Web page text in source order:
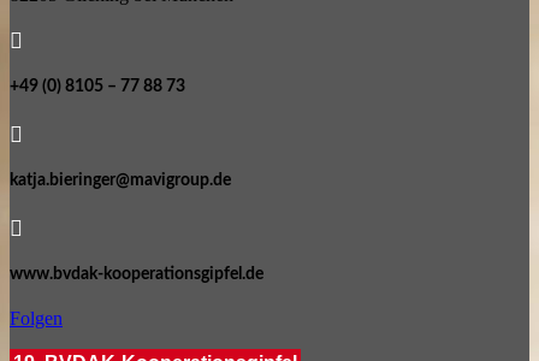

+49 (0) 8105 – 77 88 73

katja.bieringer@mavigroup.de

www.bvdak-kooperationsgipfel.de
Folgen